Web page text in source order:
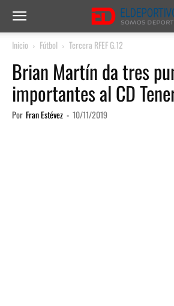
Inicio Fútbol Tercera RFEF G.12
Brian Martín da tres
importantes al CD
Por Fran Estévez - 10/11/2019